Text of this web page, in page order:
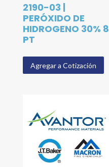
2190-03 |
PERÓXIDO DE
HIDROGENO 30% 8
PT
Agregar a Cotización